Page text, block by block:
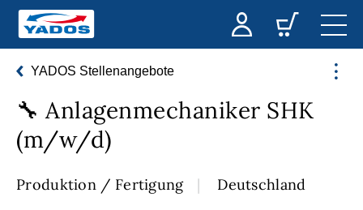
YADOS Stellenangebote
🔧 Anlagenmechaniker SHK
(m/w/d)
Produktion / Fertigung Deutschland